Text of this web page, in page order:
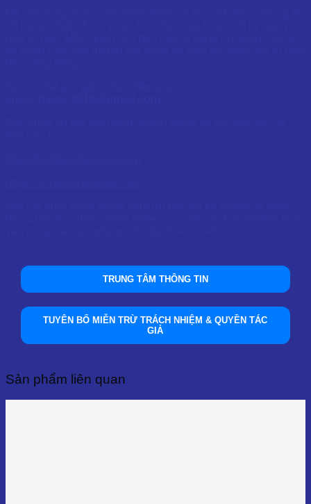
TRUNG TÂM THÔNG TIN
TUYÊN BỐ MIỄN TRỪ TRÁCH NHIỆM & QUYỀN TÁC
GIẢ
Sản phẩm liên quan